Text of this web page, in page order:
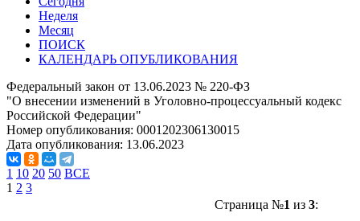
Неделя
Месяц
ПОИСК
КАЛЕНДАРЬ ОПУБЛИКОВАНИЯ
Федеральный закон от 13.06.2023 № 220-ФЗ
"О внесении изменений в Уголовно-процессуальный кодекс
Российской Федерации"
Номер опубликования: 0001202306130015
Дата опубликования: 13.06.2023
1 10 20 50 ВСЕ
1 2 3
Страница №1 из 3: